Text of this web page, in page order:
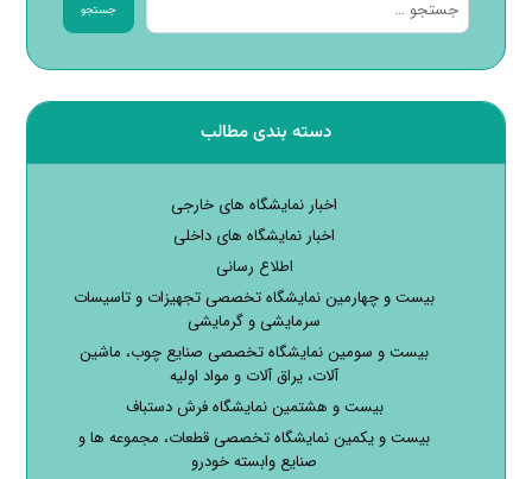
جستجو
دسته بندی مطالب
اخبار نمایشگاه های خارجی
اخبار نمایشگاه های داخلی
اطلاع رسانی
بیست و چهارمین نمایشگاه تخصصی تجهیزات و تاسیسات
سرمایشی و گرمایشی
بیست و سومین نمایشگاه تخصصی صنایع چوب، ماشین
آلات، یراق آلات و مواد اولیه
بیست و هشتمین نمایشگاه فرش دستباف
بیست و یکمین نمایشگاه تخصصی قطعات، مجموعه ها و
صنایع وابسته خودرو